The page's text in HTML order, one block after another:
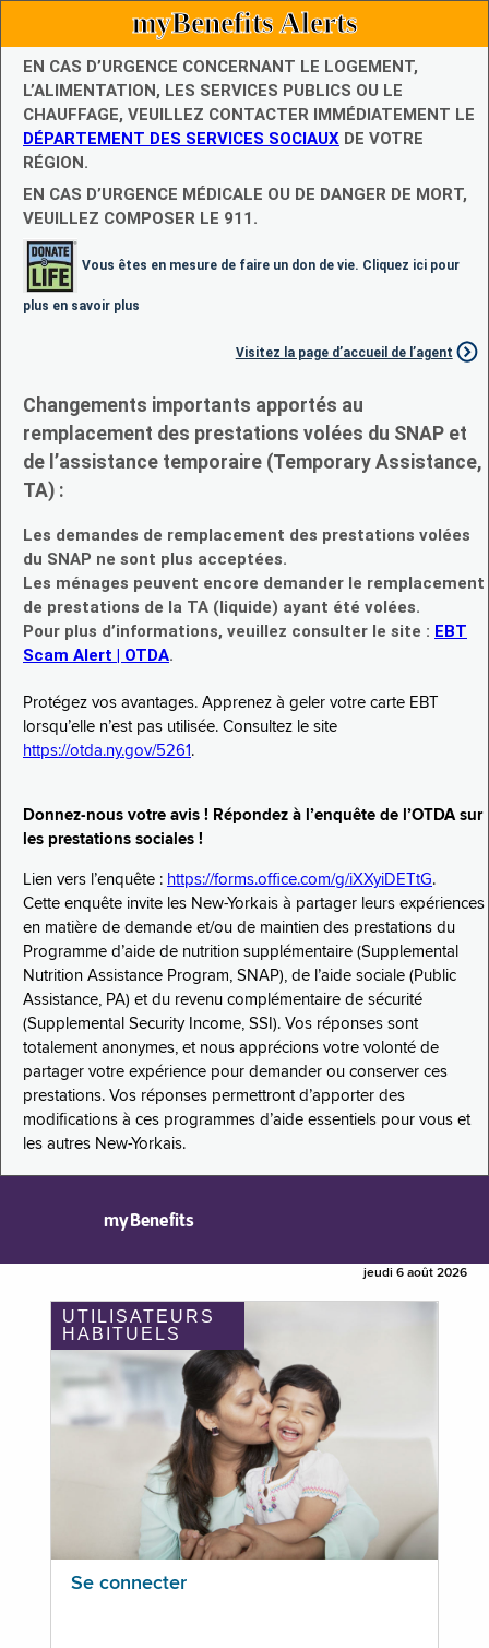
myBenefits Alerts
EN CAS D’URGENCE CONCERNANT LE LOGEMENT,
L’ALIMENTATION, LES SERVICES PUBLICS OU LE
CHAUFFAGE, VEUILLEZ CONTACTER IMMÉDIATEMENT LE
DÉPARTEMENT DES SERVICES SOCIAUX DE VOTRE
RÉGION.
EN CAS D’URGENCE MÉDICALE OU DE DANGER DE MORT,
VEUILLEZ COMPOSER LE 911.
Vous êtes en mesure de faire un don de vie. Cliquez ici pour
plus en savoir plus
Visitez la page d’accueil de l’agent
Changements importants apportés au
remplacement des prestations volées du SNAP et
de l’assistance temporaire (Temporary Assistance,
TA) :
Les demandes de remplacement des prestations volées
du SNAP ne sont plus acceptées.
Les ménages peuvent encore demander le remplacement
de prestations de la TA (liquide) ayant été volées.
Pour plus d’informations, veuillez consulter le site : EBT
Scam Alert | OTDA.
Protégez vos avantages. Apprenez à geler votre carte EBT
lorsqu’elle n’est pas utilisée. Consultez le site
https://otda.ny.gov/5261 .
Donnez-nous votre avis ! Répondez à l’enquête de l’OTDA sur
les prestations sociales !
Lien vers l’enquête : https://forms.office.com/g/iXXyiDETtG.
Cette enquête invite les New-Yorkais à partager leurs expériences
en matière de demande et/ou de maintien des prestations du
Programme d’aide de nutrition supplémentaire (Supplemental
Nutrition Assistance Program, SNAP), de l’aide sociale (Public
Assistance, PA) et du revenu complémentaire de sécurité
(Supplemental Security Income, SSI). Vos réponses sont
totalement anonymes, et nous apprécions votre volonté de
partager votre expérience pour demander ou conserver ces
prestations. Vos réponses permettront d’apporter des
modifications à ces programmes d’aide essentiels pour vous et
les autres New-Yorkais.
myBenefits
jeudi 6 août 2026
UTILISATEURS
HABITUELS
Se connecter